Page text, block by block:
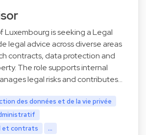
Luxembourg is seeking a Legal
legal advice across diverse areas
contracts, data protection and
The role supports internal
legal risks and contributes…
des données et de la vie privée
et contrats
...